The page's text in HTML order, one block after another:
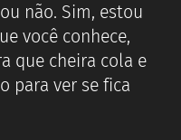
não. Sim, estou
você conhece,
que cheira cola e
para ver se fica